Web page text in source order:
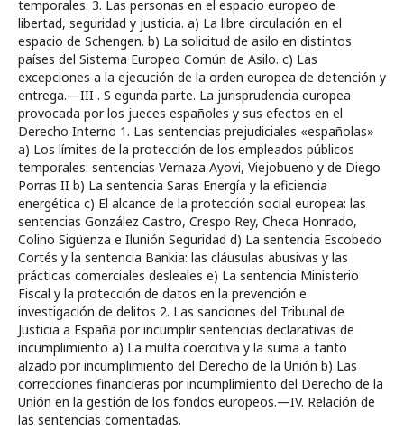
temporales. 3. Las personas en el espacio europeo de
libertad, seguridad y justicia. a) La libre circulación en el
espacio de Schengen. b) La solicitud de asilo en distintos
países del Sistema Europeo Común de Asilo. c) Las
excepciones a la ejecución de la orden europea de detención y
entrega.—III . S egunda parte. La jurisprudencia europea
provocada por los jueces españoles y sus efectos en el
Derecho Interno 1. Las sentencias prejudiciales «españolas»
a) Los límites de la protección de los empleados públicos
temporales: sentencias Vernaza Ayovi, Viejobueno y de Diego
Porras II b) La sentencia Saras Energía y la eficiencia
energética c) El alcance de la protección social europea: las
sentencias González Castro, Crespo Rey, Checa Honrado,
Colino Sigüenza e Ilunión Seguridad d) La sentencia Escobedo
Cortés y la sentencia Bankia: las cláusulas abusivas y las
prácticas comerciales desleales e) La sentencia Ministerio
Fiscal y la protección de datos en la prevención e
investigación de delitos 2. Las sanciones del Tribunal de
Justicia a España por incumplir sentencias declarativas de
incumplimiento a) La multa coercitiva y la suma a tanto
alzado por incumplimiento del Derecho de la Unión b) Las
correcciones financieras por incumplimiento del Derecho de la
Unión en la gestión de los fondos europeos.—IV. Relación de
las sentencias comentadas.